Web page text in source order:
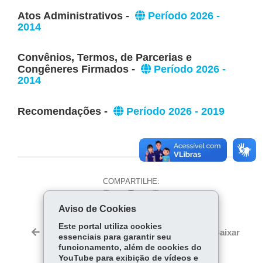
Atos Administrativos -
Período 2026 -
2014
Convênios, Termos, de Parcerias e
Congêneres Firmados -
Período 2026 -
2014
Recomendações - Período 2026 - 2019
COMPARTILHE:
ce
bo
ok
Tw
itt
er
Ap
p
Imprimir Baixar
Aviso de Cookies
Este portal utiliza cookies
essenciais para garantir seu
funcionamento, além de cookies do
YouTube para exibição de vídeos e